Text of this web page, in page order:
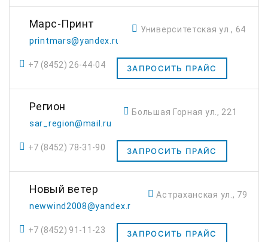
Марс-Принт
printmars@yandex.ru
Университетская ул., 64
+7 (8452) 26-44-04 ЗАПРОСИТЬ ПРАЙС
Регион
sar_region@mail.ru
Большая Горная ул., 221
+7 (8452) 78-31-90 ЗАПРОСИТЬ ПРАЙС
Новый ветер
newwind2008@yandex.ru
Астраханская ул., 79
+7 (8452) 91-11-23 ЗАПРОСИТЬ ПРАЙС